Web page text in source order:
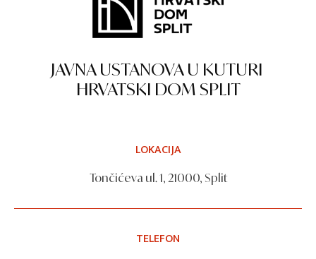
JAVNA USTANOVA U KUTURI
HRVATSKI DOM SPLIT
LOKACIJA
Tončićeva ul. 1, 21000, Split
TELEFON